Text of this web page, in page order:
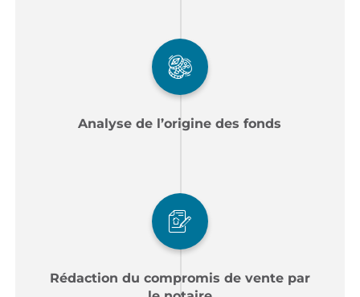
Analyse de l’origine des fonds
Rédaction du compromis de vente par